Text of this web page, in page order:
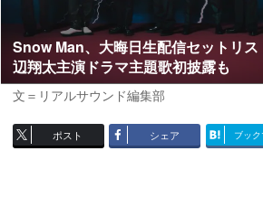
Snow Man、大晦日生配信セットリ
辺翔太主演ドラマ主題歌初披露も
文＝リアルサウンド編集部
ポスト シェア ブッ